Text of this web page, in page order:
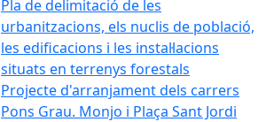
Pla de delimitació de les
urbanitzacions, els nuclis de població,
les edificacions i les instal·lacions
situats en terrenys forestals
Projecte d'arranjament dels carrers
Pons Grau. Monjo i Plaça Sant Jordi